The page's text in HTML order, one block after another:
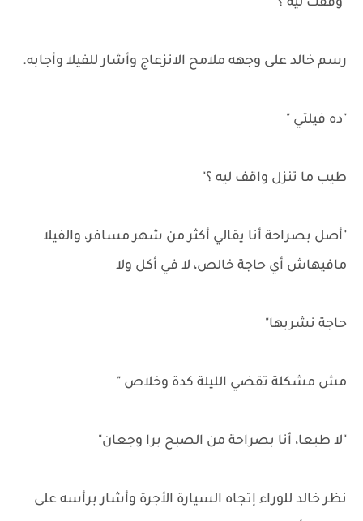
"وقفت ليه ؟"
رسم خالد على وجهه ملامح الانزعاج وأشار للفيلا وأجابه.
"ده فيلتي "
طيب ما تنزل واقف ليه ؟"
"أصل بصراحة أنا يقالي أكثر من شهر مسافر، والفيلا
مافيهاش أي حاجة خالص، لا في أكل ولا
حاجة نشربها"
مش مشكلة تقضي الليلة كدة وخلاص "
"لا طبعا، أنا بصراحة من الصبح برا وجعان"
نظر خالد للوراء إتجاه السيارة الأجرة وأشار برأسه على